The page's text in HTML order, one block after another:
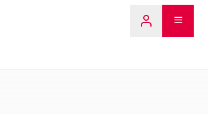
LEARN